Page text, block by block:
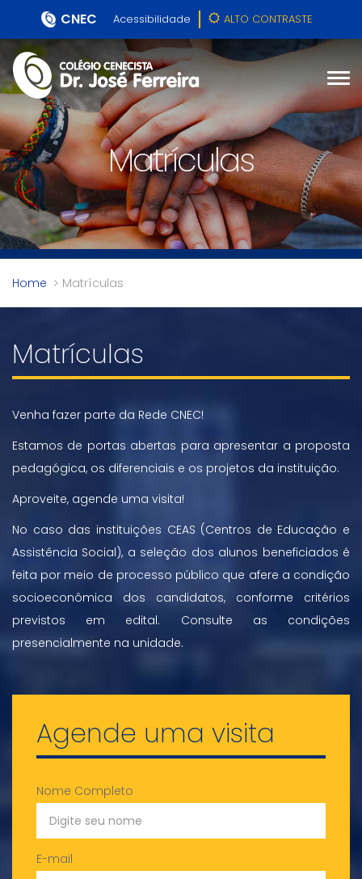
CNEC Acessibilidade ALTO CONTRASTE
Matrículas
Home Matrículas
Matrículas
Venha fazer parte da Rede CNEC!
Estamos de portas abertas para apresentar a proposta
pedagógica, os diferenciais e os projetos da instituição.
Aproveite, agende uma visita!
No caso das instituições CEAS (Centros de Educação e
Assistência Social), a seleção dos alunos beneficiados é
feita por meio de processo público que afere a condição
socioeconômica dos candidatos, conforme critérios
previstos em edital. Consulte as condições
presencialmente na unidade.
Agende uma visita
Nome Completo
E-mail